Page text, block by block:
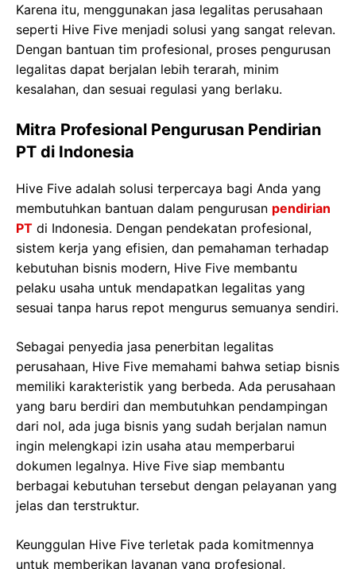
Karena itu, menggunakan jasa legalitas perusahaan
seperti Hive Five menjadi solusi yang sangat relevan.
Dengan bantuan tim profesional, proses pengurusan
legalitas dapat berjalan lebih terarah, minim
kesalahan, dan sesuai regulasi yang berlaku.
Mitra Profesional Pengurusan Pendirian
PT di Indonesia
Hive Five adalah solusi terpercaya bagi Anda yang
membutuhkan bantuan dalam pengurusan pendirian
PT di Indonesia. Dengan pendekatan profesional,
sistem kerja yang efisien, dan pemahaman terhadap
kebutuhan bisnis modern, Hive Five membantu
pelaku usaha untuk mendapatkan legalitas yang
sesuai tanpa harus repot mengurus semuanya sendiri.
Sebagai penyedia jasa penerbitan legalitas
perusahaan, Hive Five memahami bahwa setiap bisnis
memiliki karakteristik yang berbeda. Ada perusahaan
yang baru berdiri dan membutuhkan pendampingan
dari nol, ada juga bisnis yang sudah berjalan namun
ingin melengkapi izin usaha atau memperbarui
dokumen legalnya. Hive Five siap membantu
berbagai kebutuhan tersebut dengan pelayanan yang
jelas dan terstruktur.
Keunggulan Hive Five terletak pada komitmennya
untuk memberikan layanan yang profesional,